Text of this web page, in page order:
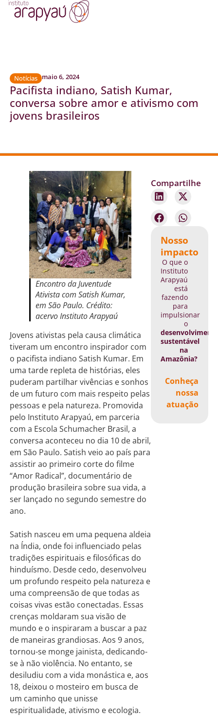
Notícias maio 6, 2024
Pacifista indiano, Satish Kumar,
conversa sobre amor e ativismo com
jovens brasileiros
Compartilhe
Nosso
impacto
O que o
Instituto
Arapyaú
está
fazendo
para
impulsionar
o
sustentável
na
Amazônia?
Conheça
nossa
atuação
Encontro da Juventude
Ativista com Satish Kumar,
em São Paulo. Crédito:
acervo Instituto Arapyaú
Jovens ativistas pela causa climática
tiveram um encontro inspirador com
o pacifista indiano Satish Kumar. Em
uma tarde repleta de histórias, eles
puderam partilhar vivências e sonhos
de um futuro com mais respeito pelas
pessoas e pela natureza. Promovida
pelo Instituto Arapyaú, em parceria
com a Escola Schumacher Brasil, a
conversa aconteceu no dia 10 de abril,
em São Paulo. Satish veio ao país para
assistir ao primeiro corte do filme
“Amor Radical”, documentário de
produção brasileira sobre sua vida, a
ser lançado no segundo semestre do
ano.
Satish nasceu em uma pequena aldeia
na Índia, onde foi influenciado pelas
tradições espirituais e filosóficas do
hinduísmo. Desde cedo, desenvolveu
um profundo respeito pela natureza e
uma compreensão de que todas as
coisas vivas estão conectadas. Essas
crenças moldaram sua visão de
mundo e o inspiraram a buscar a paz
de maneiras grandiosas. Aos 9 anos,
tornou-se monge jainista, dedicando-
se à não violência. No entanto, se
desiludiu com a vida monástica e, aos
18, deixou o mosteiro em busca de
um caminho que unisse
espiritualidade, ativismo e ecologia.